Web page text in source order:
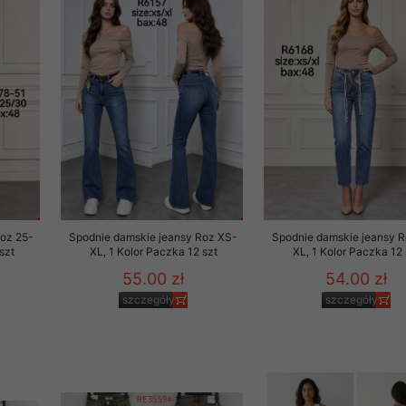
25-
Spodnie damskie jeansy Roz XS-
XL, 1 Kolor Paczka 12 szt
55.00 zł
szczegóły
Spodnie damskie jeansy
XL, 1 Kolor Paczka 12
54.00 zł
szczegóły
29 sierpnia 1997 r. o
przechowujemy na
jedynie uprawnieni
danych w celu
osobom trzecim,
na podstawie
na komputerze Klienta
naszej oferty do
internetowej
tych plików
na komputerze